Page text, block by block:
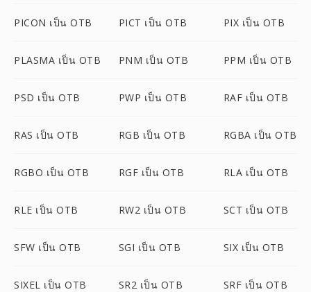
PICON เป็น OTB PICT เป็น OTB PIX เป็น OTB
PLASMA เป็น OTB PNM เป็น OTB PPM เป็น OTB
PSD เป็น OTB PWP เป็น OTB RAF เป็น OTB
RAS เป็น OTB RGB เป็น OTB RGBA เป็น OTB
RGBO เป็น OTB RGF เป็น OTB RLA เป็น OTB
RLE เป็น OTB RW2 เป็น OTB SCT เป็น OTB
SFW เป็น OTB SGI เป็น OTB SIX เป็น OTB
SIXEL เป็น OTB SR2 เป็น OTB SRF เป็น OTB